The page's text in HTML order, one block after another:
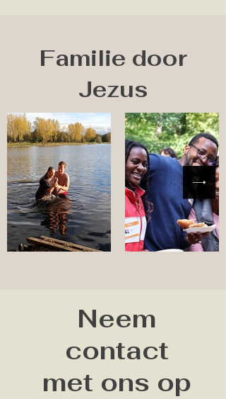
Familie door
Jezus
Neem
contact
met ons op